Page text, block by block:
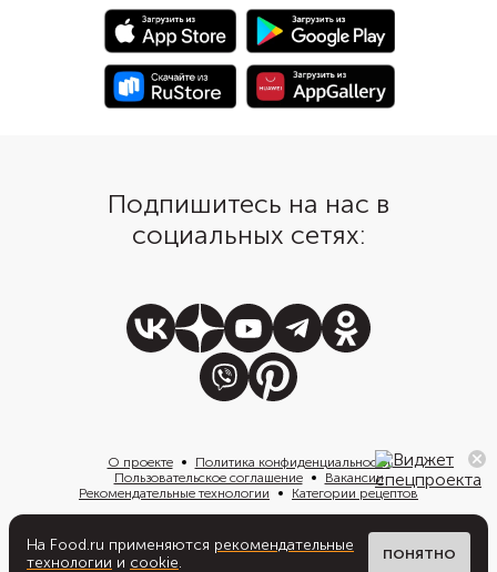
Подпишитесь на нас в
социальных сетях:
О проекте
Политика конфиденциальности
Пользовательское соглашение
Вакансии
Рекомендательные технологии
Категории рецептов
Написать нам
На Food.ru применяются рекомендательные
технологии и cookie. ПОНЯТНО